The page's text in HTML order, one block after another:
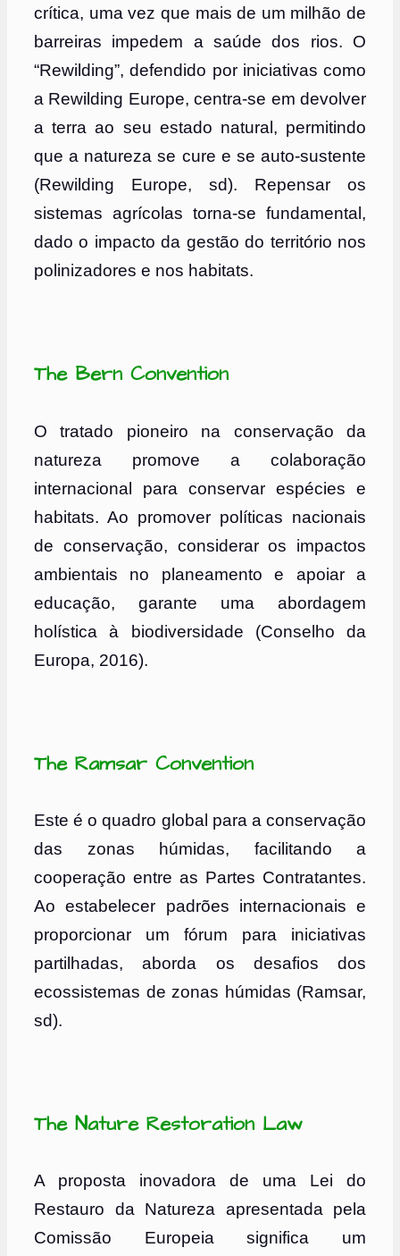
crítica, uma vez que mais de um milhão de
barreiras impedem a saúde dos rios. O
“Rewilding”, defendido por iniciativas como
a Rewilding Europe, centra-se em devolver
a terra ao seu estado natural, permitindo
que a natureza se cure e se auto-sustente
(Rewilding Europe, sd). Repensar os
sistemas agrícolas torna-se fundamental,
dado o impacto da gestão do território nos
polinizadores e nos habitats.
The Bern Convention
O tratado pioneiro na conservação da
natureza promove a colaboração
internacional para conservar espécies e
habitats. Ao promover políticas nacionais
de conservação, considerar os impactos
ambientais no planeamento e apoiar a
educação, garante uma abordagem
holística à biodiversidade (Conselho da
Europa, 2016).
The Ramsar Convention
Este é o quadro global para a conservação
das zonas húmidas, facilitando a
cooperação entre as Partes Contratantes.
Ao estabelecer padrões internacionais e
proporcionar um fórum para iniciativas
partilhadas, aborda os desafios dos
ecossistemas de zonas húmidas (Ramsar,
sd).
The Nature Restoration Law
A proposta inovadora de uma Lei do
Restauro da Natureza apresentada pela
Comissão Europeia significa um